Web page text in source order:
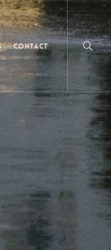
Contact